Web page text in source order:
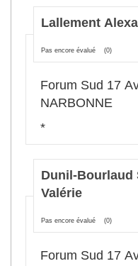
Lallement
Pas encore évalué (0)
Forum Sud 17
NARBONNE
*
Dunil-Bourlaud
Valérie
Pas encore évalué (0)
Forum Sud 17